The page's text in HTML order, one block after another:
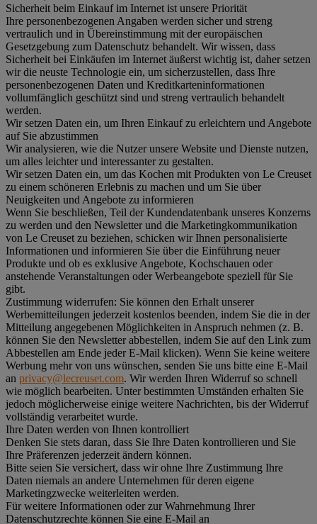
Sicherheit beim Einkauf im Internet ist unsere Priorität
Ihre personenbezogenen Angaben werden sicher und streng
vertraulich und in Übereinstimmung mit der europäischen
Gesetzgebung zum Datenschutz behandelt. Wir wissen, dass
Sicherheit bei Einkäufen im Internet äußerst wichtig ist, daher setzen
wir die neuste Technologie ein, um sicherzustellen, dass Ihre
personenbezogenen Daten und Kreditkarteninformationen
vollumfänglich geschützt sind und streng vertraulich behandelt
werden.
Wir setzen Daten ein, um Ihren Einkauf zu erleichtern und Angebote
auf Sie abzustimmen
Wir analysieren, wie die Nutzer unsere Website und Dienste nutzen,
um alles leichter und interessanter zu gestalten.
Wir setzen Daten ein, um das Kochen mit Produkten von Le Creuset
zu einem schöneren Erlebnis zu machen und um Sie über
Neuigkeiten und Angebote zu informieren
Wenn Sie beschließen, Teil der Kundendatenbank unseres Konzerns
zu werden und den Newsletter und die Marketingkommunikation
von Le Creuset zu beziehen, schicken wir Ihnen personalisierte
Informationen und informieren Sie über die Einführung neuer
Produkte und ob es exklusive Angebote, Kochschauen oder
anstehende Veranstaltungen oder Werbeangebote speziell für Sie
gibt.
Zustimmung widerrufen: Sie können den Erhalt unserer
Werbemitteilungen jederzeit kostenlos beenden, indem Sie die in der
Mitteilung angegebenen Möglichkeiten in Anspruch nehmen (z. B.
können Sie den Newsletter abbestellen, indem Sie auf den Link zum
Abbestellen am Ende jeder E-Mail klicken). Wenn Sie keine weitere
Werbung mehr von uns wünschen, senden Sie uns bitte eine E-Mail
an privacy@lecreuset.com. Wir werden Ihren Widerruf so schnell
wie möglich bearbeiten. Unter bestimmten Umständen erhalten Sie
jedoch möglicherweise einige weitere Nachrichten, bis der Widerruf
vollständig verarbeitet wurde.
Ihre Daten werden von Ihnen kontrolliert
Denken Sie stets daran, dass Sie Ihre Daten kontrollieren und Sie
Ihre Präferenzen jederzeit ändern können.
Bitte seien Sie versichert, dass wir ohne Ihre Zustimmung Ihre
Daten niemals an andere Unternehmen für deren eigene
Marketingzwecke weiterleiten werden.
Für weitere Informationen oder zur Wahrnehmung Ihrer
Datenschutzrechte können Sie eine E-Mail an